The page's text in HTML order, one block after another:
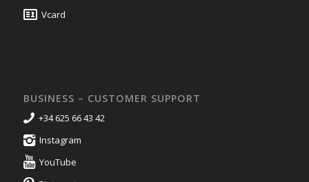
Vcard
BUSINESS – CUSTOMER SUPPORT
+34 625 66 43 42
Instagram
YouTube